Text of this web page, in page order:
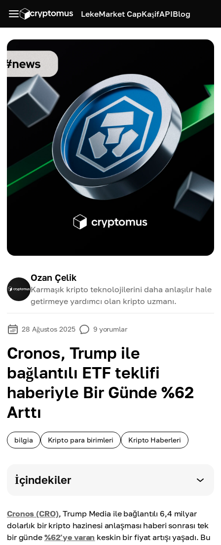
LekeMarket CapKaşifAPIBlog
Ozan Çelik
Karmaşık kripto teknolojilerini daha anlaşılır hale
getirmeye yardımcı olan kripto uzmanı.
28 Ağustos 2025 9 yorumlar
Cronos, Trump ile
bağlantılı ETF teklifi
haberiyle Bir Günde %62
Arttı
bilgia Kripto para birimleri Kripto Haberleri
İçindekiler
Cronos (CRO), Trump Media ile bağlantılı 6,4 milyar
dolarlık bir kripto hazinesi anlaşması haberi sonrası tek
bir günde %62’ye varan keskin bir fiyat artışı yaşadı. Bu